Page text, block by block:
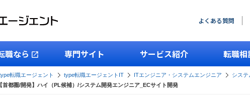
よくある質問
職なら 専門サイト サービス紹介 転職相
転職エージェント type転職エージェントIT ITエンジニア・システムエンジニア システ
【首都圏/開発】ハイ（PL候補）/システム開発エンジニア_ECサイト開発